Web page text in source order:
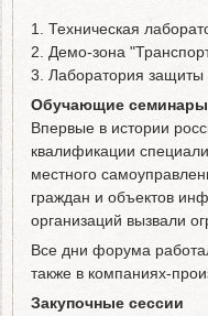
1. Техническая
2. Демо-зона
3. Лаборатория защиты
Обучающие семинары
Впервые в истории
квалификации
местного
граждан и объектов
организаций вызвали
Все дни форума
также в компаниях-
Закупочные сессии